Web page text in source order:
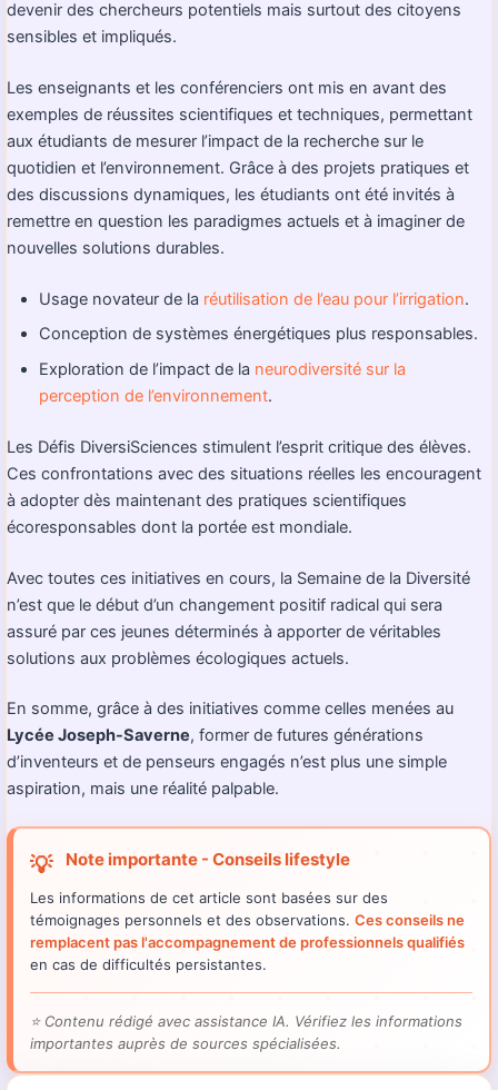
devenir des chercheurs potentiels mais surtout des citoyens
sensibles et impliqués.
Les enseignants et les conférenciers ont mis en avant des
exemples de réussites scientifiques et techniques, permettant
aux étudiants de mesurer l’impact de la recherche sur le
quotidien et l’environnement. Grâce à des projets pratiques et
des discussions dynamiques, les étudiants ont été invités à
remettre en question les paradigmes actuels et à imaginer de
nouvelles solutions durables.
Usage novateur de la réutilisation de l’eau pour l’irrigation.
Conception de systèmes énergétiques plus responsables.
Exploration de l’impact de la neurodiversité sur la
perception de l’environnement.
Les Défis DiversiSciences stimulent l’esprit critique des élèves.
Ces confrontations avec des situations réelles les encouragent
à adopter dès maintenant des pratiques scientifiques
écoresponsables dont la portée est mondiale.
Avec toutes ces initiatives en cours, la Semaine de la Diversité
n’est que le début d’un changement positif radical qui sera
assuré par ces jeunes déterminés à apporter de véritables
solutions aux problèmes écologiques actuels.
En somme, grâce à des initiatives comme celles menées au
Lycée Joseph-Saverne, former de futures générations
d’inventeurs et de penseurs engagés n’est plus une simple
aspiration, mais une réalité palpable.
💡 Note importante - Conseils lifestyle
Les informations de cet article sont basées sur des
témoignages personnels et des observations. Ces conseils ne
remplacent pas l'accompagnement de professionnels qualifiés
en cas de difficultés persistantes.
⭐ Contenu rédigé avec assistance IA. Vérifiez les informations
importantes auprès de sources spécialisées.